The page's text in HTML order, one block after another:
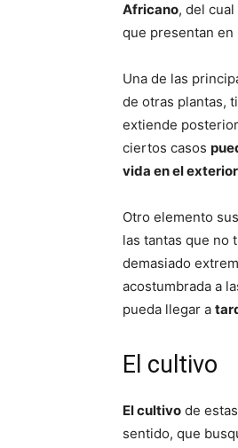
Africano, del
que presentan
Una de las
de otras plantas,
extiende
ciertos casos
vida en el exterior
Otro elemento
las tantas que no
demasiado
acostumbrada a
pueda llegar a
El cultivo
El cultivo de
sentido, que